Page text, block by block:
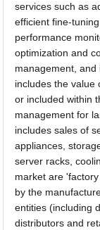
services such as
efficient fine-
performance
optimization and
management,
includes the value
or included within
management for
includes sales of
appliances,
server racks,
market are
by the
entities (including
distributors and